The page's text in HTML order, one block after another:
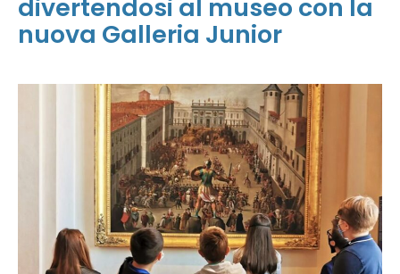
divertendosi al museo con la
nuova Galleria Junior